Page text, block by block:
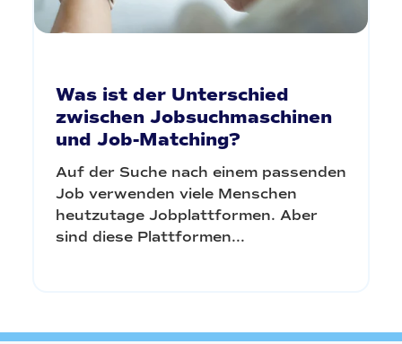
Was ist der Unterschied
zwischen Jobsuchmaschinen
und Job-Matching?
Auf der Suche nach einem passenden
Job verwenden viele Menschen
heutzutage Jobplattformen. Aber
sind diese Plattformen...